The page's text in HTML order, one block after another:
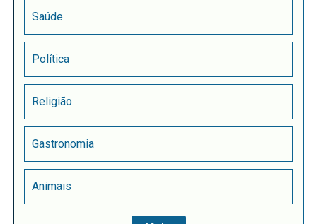
Saúde
Política
Religião
Gastronomia
Animais